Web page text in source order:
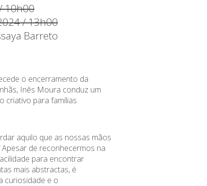
10h00
/ 13h00
Barreto
o encerramento da
Inês Moura conduz um
criativo para famílias.
aquilo que as nossas mãos
de reconhecermos na
para encontrar
mais abstractas, é
curiosidade e o